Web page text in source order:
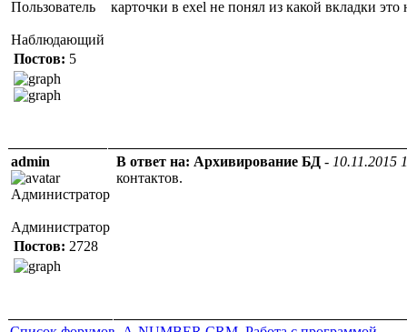
Пользователь
Наблюдающий
Постов: 5
карточки в exel не понял из какой вкладки это
admin
Администратор
Администратор
Постов: 2728
В ответ на: Архивирование БД - 10.11.2015
контактов.